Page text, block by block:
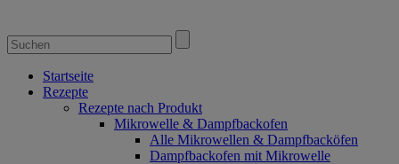
Startseite
Rezepte
Rezepte nach Produkt
Mikrowelle & Dampfbackofen
Alle Mikrowellen & Dampfbacköfen
Dampfbackofen mit Mikrowelle